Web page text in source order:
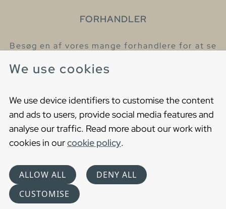
We use cookies
We use device identifiers to customise the content
and ads to users, provide social media features and
analyse our traffic. Read more about our work with
cookies in ourcookie policy.
ALLOW ALL
DENY ALL
CUSTOMISE
FORHANDLER
Besøg en af vores mange forhandlere for at se
Cookies
Privacy statement
Choose language